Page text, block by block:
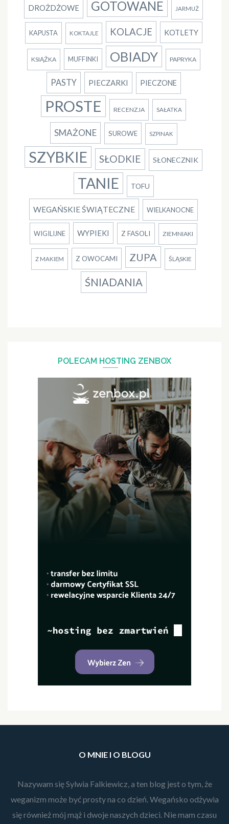
DROŻDŻOWE GOTOWANE JARMUŻ
KAPUSTA KOKTAJLE KOLACJE KOTLETY
KSIĄŻKA MUFFINKI OBIADY PAPRYKA
PASTY PIECZARKI PIECZONE
PROSTE RECENZJA SAŁATKA
SMAŻONE SUROWE SZPINAK
SZYBKIE SŁODKIE SŁONECZNIK
TANIE TOFU
WEGAŃSKIE ŚWIĄTECZNE WIELKANOCNE
WIGILIJNE WYPIEKI Z FASOLI ZIEMNIAKI
Z MAKIEM Z OWOCAMI ZUPA ŚLĄSKIE
ŚNIADANIA
POLECAM HOSTING ZENBOX
O MNIE I O BLOGU
Nazywam się Sylwia Falkiewicz, a ten blog jest o tym, że
weganizm może być prosty na co dzień. Wegańsko odżywia
się również mój mąż i dwoje naszych dzieci. Nie mam czasu